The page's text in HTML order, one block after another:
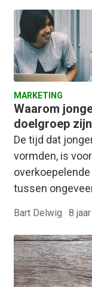
MARKETING
Waarom
doelgroep zijn
De tijd dat
vormden, is
tussen
Bart Delwig · 8